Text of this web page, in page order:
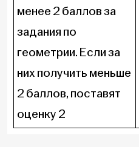
менее 2 баллов за
задания по
геометрии. Если за
них получить меньше
2 баллов, поставят
оценку 2